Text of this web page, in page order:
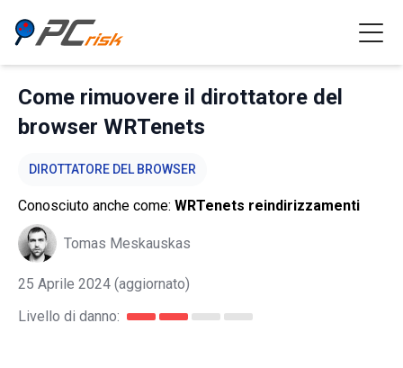
Come rimuovere il dirottatore del
browser WRTenets
DIROTTATORE DEL BROWSER
Conosciuto anche come: WRTenets reindirizzamenti
Tomas Meskauskas
25 Aprile 2024 (aggiornato)
Livello di danno: